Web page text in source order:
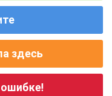
здесь